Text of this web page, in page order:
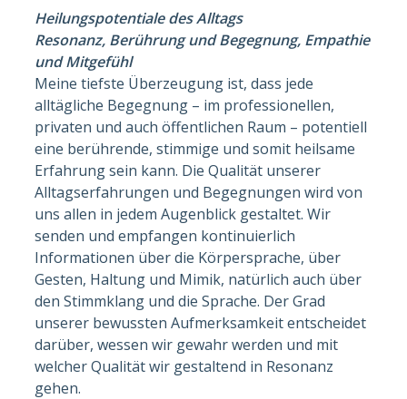
Heilungspotentiale des Alltags
Resonanz, Berührung und Begegnung, Empathie
und Mitgefühl
Meine tiefste Überzeugung ist, dass jede
alltägliche Begegnung – im professionellen,
privaten und auch öffentlichen Raum – potentiell
eine berührende, stimmige und somit heilsame
Erfahrung sein kann. Die Qualität unserer
Alltagserfahrungen und Begegnungen wird von
uns allen in jedem Augenblick gestaltet. Wir
senden und empfangen kontinuierlich
Informationen über die Körpersprache, über
Gesten, Haltung und Mimik, natürlich auch über
den Stimmklang und die Sprache. Der Grad
unserer bewussten Aufmerksamkeit entscheidet
darüber, wessen wir gewahr werden und mit
welcher Qualität wir gestaltend in Resonanz
gehen.